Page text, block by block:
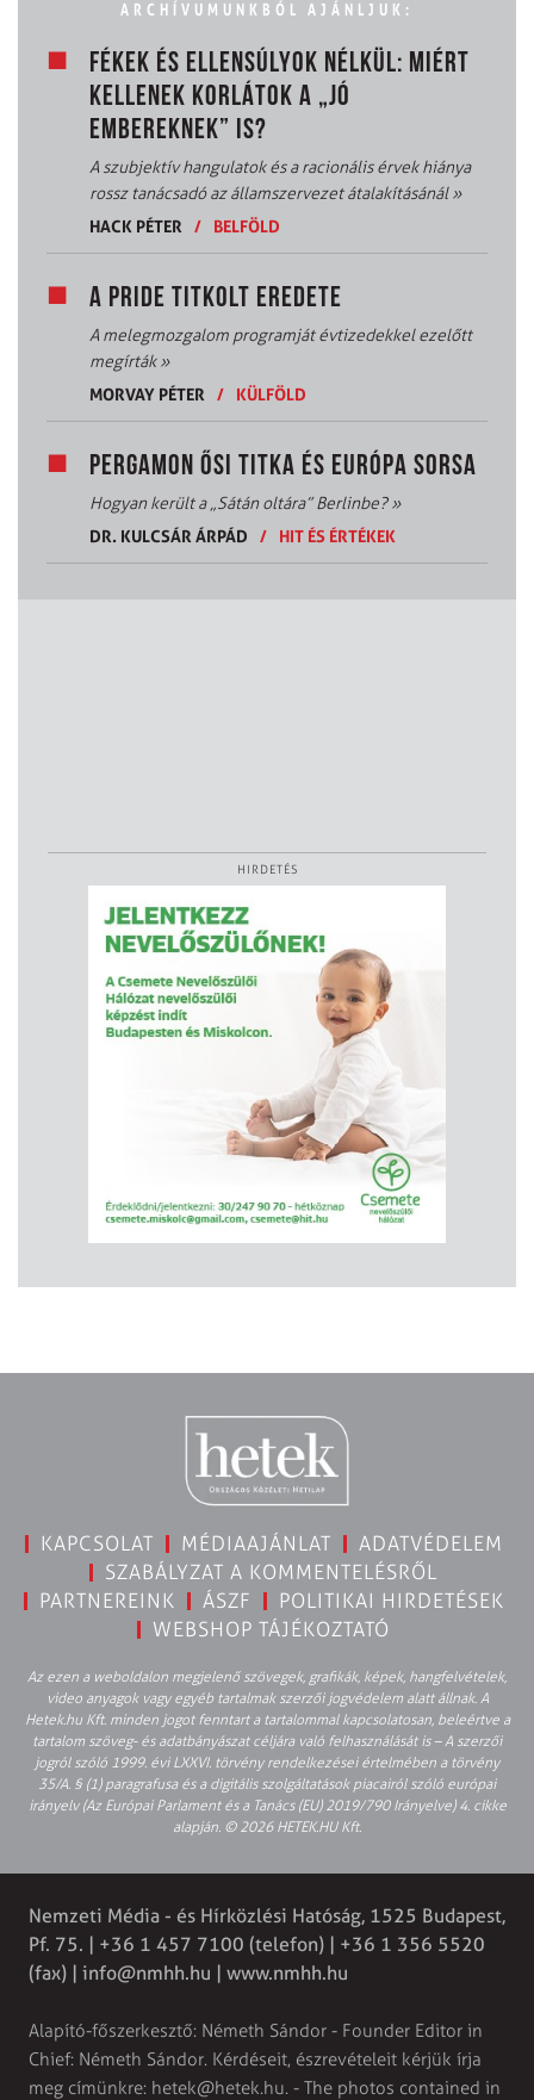
ARCHÍVUMUNKBÓL AJÁNLJUK:
FÉKEK ÉS ELLENSÚLYOK NÉLKÜL: MIÉRT
KELLENEK KORLÁTOK A „JÓ
EMBEREKNEK” IS?
A szubjektív hangulatok és a racionális érvek hiánya
rossz tanácsadó az államszervezet átalakításánál»
HACK PÉTER
/ BELFÖLD
A PRIDE TITKOLT EREDETE
A melegmozgalom programját évtizedekkel ezelőtt
megírták»
MORVAY PÉTER
/ KÜLFÖLD
PERGAMON ŐSI TITKA ÉS EURÓPA SORSA
Hogyan került a „Sátán oltára” Berlinbe?»
DR. KULCSÁR ÁRPÁD
/ HIT ÉS ÉRTÉKEK
HIRDETÉS
KAPCSOLAT MÉDIAAJÁNLAT
ADATVÉDELEM
SZABÁLYZAT A KOMMENTELÉSRŐL
PARTNEREINK
ÁSZF
POLITIKAI HIRDETÉSEK
WEBSHOP TÁJÉKOZTATÓ
Az ezen a weboldalon megjelenő szövegek, grafikák, képek, hangfelvételek,
video anyagok vagy egyéb tartalmak szerzői jogvédelem alatt állnak. A
Hetek.hu Kft. minden jogot fenntart a tartalommal kapcsolatosan, beleértve a
tartalom szöveg- és adatbányászat céljára való felhasználását is – A szerzői
jogról szóló 1999. évi LXXVI. törvény rendelkezései értelmében a törvény
35/A. § (1) paragrafusa és a digitális szolgáltatások piacairól szóló európai
irányelv (Az Európai Parlament és a Tanács (EU) 2019/790 Irányelve) 4. cikke
alapján. © 2026 HETEK.HU Kft.
Nemzeti Média - és Hírközlési Hatóság, 1525 Budapest,
Pf. 75. | +36 1 457 7100 (telefon) | +36 1 356 5520
(fax) | info@nmhh.hu | www.nmhh.hu
Alapító-főszerkesztő: Németh Sándor - Founder Editor in
Chief: Németh Sándor. Kérdéseit, észrevételeit kérjük írja
meg címünkre: hetek@hetek.hu. - The photos contained in